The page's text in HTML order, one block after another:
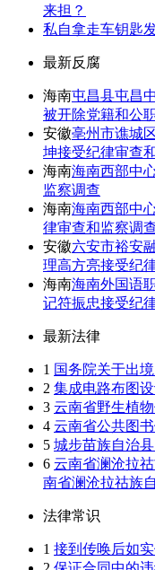
来担？
私自拿走车钥匙
最新反腐
海南屯昌县屯昌
被开除党籍和公
安徽亳州市谯城
坤接受纪律审查
海南海南西部中
监察调查
海南海南西部中
律审查和监察调
安徽六安市裕安
理高方亮接受纪
海南海南外国语
记符振忠接受纪
最新法律
1 国务院关于出
2 集成电路布图设
3 云南省野生植物
4 云南省公共图书
5 城步苗族自治县
6 云南省澜沧拉
南省澜沧拉祜族
法律常识
1 接到传唤后如